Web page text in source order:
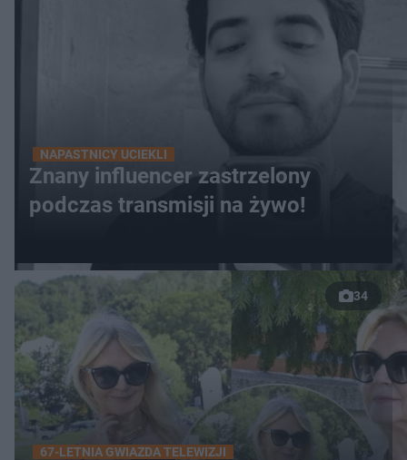
NAPASTNICY UCIEKLI
Znany influencer zastrzelony
podczas transmisji na żywo!
34
67-LETNIA GWIAZDA TELEWIZJI